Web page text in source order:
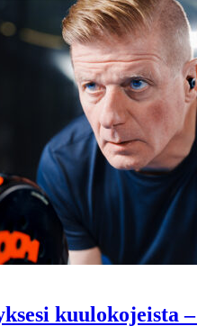
kuulokojeista